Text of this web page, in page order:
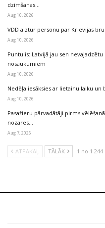
dzimšanas…
Aug 10, 2026
VDD aiztur personu par Krievijas
Aug 10, 2026
Puntulis: Latvijā jau sen
nosaukumiem
Aug 10, 2026
Nedēļa iesāksies ar lietainu laiku un
Aug 10, 2026
Pasažieru pārvadātāji pirms
nozares…
Aug 7, 2026
ATPAKAĻ TĀLĀK 1 no 1 244